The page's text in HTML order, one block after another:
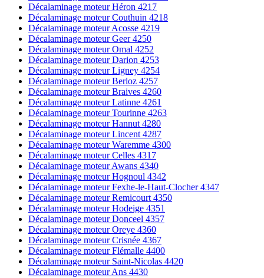
Décalaminage moteur Héron 4217
Décalaminage moteur Couthuin 4218
Décalaminage moteur Acosse 4219
Décalaminage moteur Geer 4250
Décalaminage moteur Omal 4252
Décalaminage moteur Darion 4253
Décalaminage moteur Ligney 4254
Décalaminage moteur Berloz 4257
Décalaminage moteur Braives 4260
Décalaminage moteur Latinne 4261
Décalaminage moteur Tourinne 4263
Décalaminage moteur Hannut 4280
Décalaminage moteur Lincent 4287
Décalaminage moteur Waremme 4300
Décalaminage moteur Celles 4317
Décalaminage moteur Awans 4340
Décalaminage moteur Hognoul 4342
Décalaminage moteur Fexhe-le-Haut-Clocher 4347
Décalaminage moteur Remicourt 4350
Décalaminage moteur Hodeige 4351
Décalaminage moteur Donceel 4357
Décalaminage moteur Oreye 4360
Décalaminage moteur Crisnée 4367
Décalaminage moteur Flémalle 4400
Décalaminage moteur Saint-Nicolas 4420
Décalaminage moteur Ans 4430